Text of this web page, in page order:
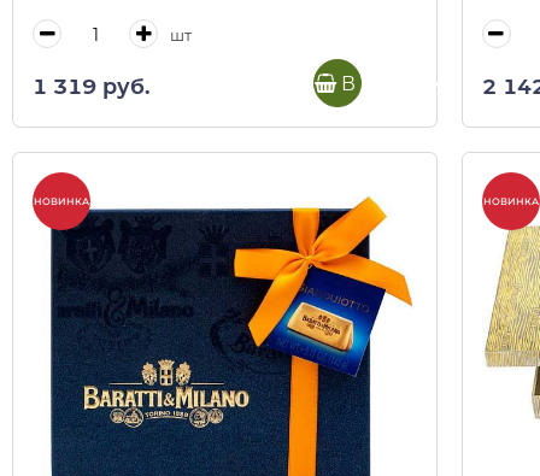
шт
1 319 руб. В корзину 2
НОВИНКА НОВИНКА